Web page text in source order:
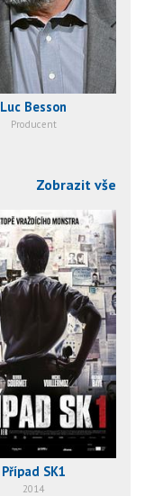
Luc Besson
Producent
Zobrazit vše
Případ SK1
2014